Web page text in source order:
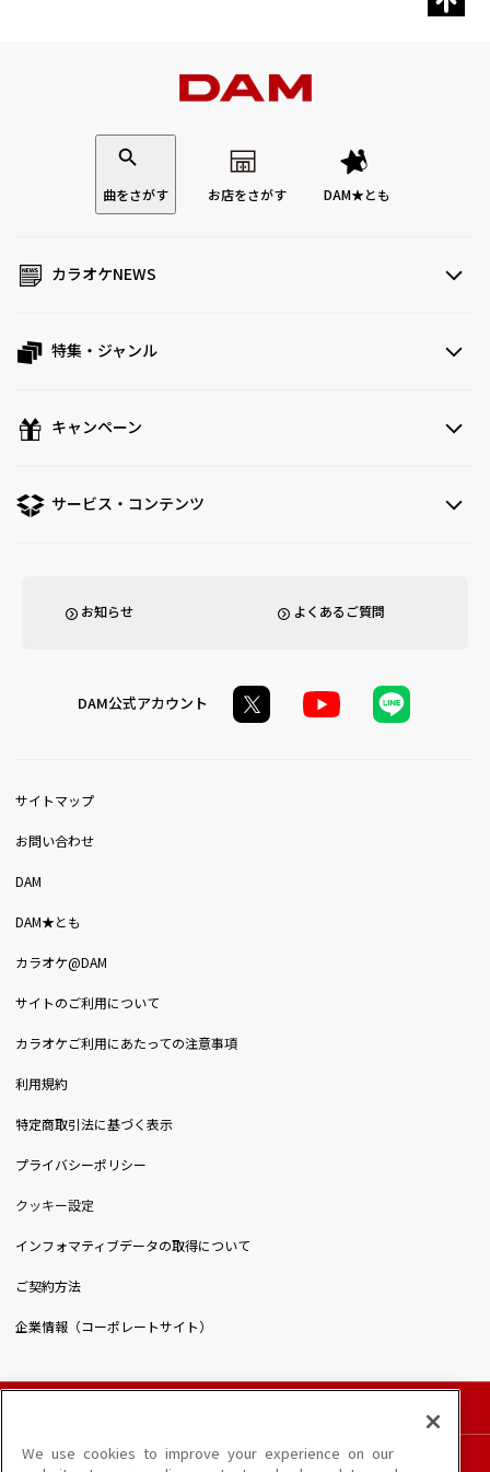
曲をさがす お店をさがす DAM★とも
カラオケNEWS
特集・ジャンル
キャンペーン
サービス・コンテンツ
お知らせ よくあるご質問
DAM公式アカウント
サイトマップ
お問い合わせ
DAM
DAM★とも
カラオケ@DAM
サイトのご利用について
カラオケご利用にあたっての注意事項
利用規約
特定商取引法に基づく表示
プライバシーポリシー
クッキー設定
インフォマティブデータの取得について
ご契約方法
企業情報（コーポレートサイト）
このサイトに掲載されている一切の文章・画像・写真・動画・音声等を、手段や形態を
問わず、著作権法の定める範囲を超えて無断で複製、転載、ファイル化などすることを
We use cookies to improve your experience on our